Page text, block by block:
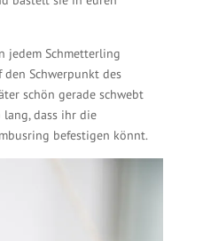
jedem Schmetterling
Schwerpunkt des
schön gerade schwebt
dass ihr die
befestigen könnt.